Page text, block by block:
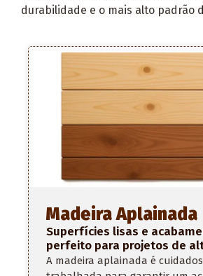
durabilidade e o mais alto padrão
Madeira Aplainada
Superfícies lisas e
perfeito para projetos de
A madeira aplainada é